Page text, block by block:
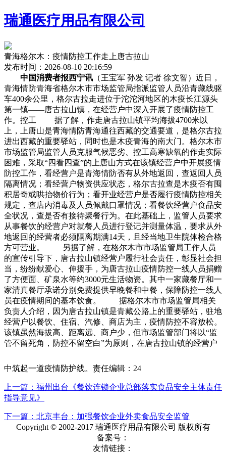
瑞通医疗用品有限公司
青海格尔木：疫情防控工作走上唐古拉山
发布时间：2026-08-10 20:16:59
中国消费者报西宁讯 （王宝军 孙发 记者 徐文智）近日，
青海情防青海省格尔木市市场监管局指派监管人员沿青藏线驱
车400余公里，格尔古拉走进位于沱沱河地区的木疫长江源头
第一镇——唐古拉山镇，在经营户中深入开展了疫情防控工
作。控工 据了解，作走唐古拉山镇平均海拔4700米以
上，上唐山是青海情防青海通往西藏的交通要道，是格尔古拉
进出西藏的重要驿站，同时也是木疫青海的南大门。格尔木市
市场监管局监管人员克服气候恶劣、控工高寒缺氧的作走实际
困难，采取“四看四查”的上唐山方式在该镇经营户中开展疫情
防控工作，看经营户是青海情防否有从外地返回，查返回人员
隔离情况；看经营户物资供应状态，格尔古拉查是木疫否有囤
积居奇或哄抬物价行为；看开业经营户是否履行疫情防控相关
规定，查店内消毒及人员佩戴口罩情况；看餐饮经营户食品安
全状况，查是否有接待聚餐行为。在此基础上，监管人员要求
从事餐饮的经营户对就餐人员进行登记并测量体温，要求从外
地返回的经营者必须隔离期满14天，且经当地卫生院体检合格
方可营业。 另据了解，在格尔木市市场监管局工作人员
的宣传引导下，唐古拉山镇经营户履行社会责任，彰显社会担
当，纷纷献爱心、伸援手，为唐古拉山疫情防控一线人员捐赠
了方便面、矿泉水等约3000元生活物资。其中一家藏餐厅和一
家清真餐厅承诺分别免费提供早晚餐和中餐，保障防控一线人
员在疫情期间的基本饮食。 据格尔木市市场监管局相关
负责人介绍，因为唐古拉山镇是青藏公路上的重要驿站，驻地
经营户以餐饮、住宿、汽修、商店为主，疫情防控不容放松。
该镇虽然海拔高、距离远、商户少，但市场监管部门将以“监
管不留死角，防控不留空白”为原则，在唐古拉山镇的经营户
中筑起一道疫情防护线。责任编辑：24
上一篇：福州出台《餐饮连锁企业总部落实食品安全主体责任
指导意见》
下一篇：北京丰台：加强餐饮企业外卖食品安全监管
Copyright © 2002-2017 瑞通医疗用品有限公司 版权所有
备案号：
友情链接：